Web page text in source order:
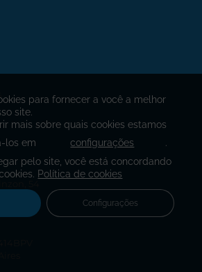
para fornecer a você a melhor
site.
mais sobre quais cookies estamos
los em
configurações
pelo site, você está concordando
Política de cookies
Configurações